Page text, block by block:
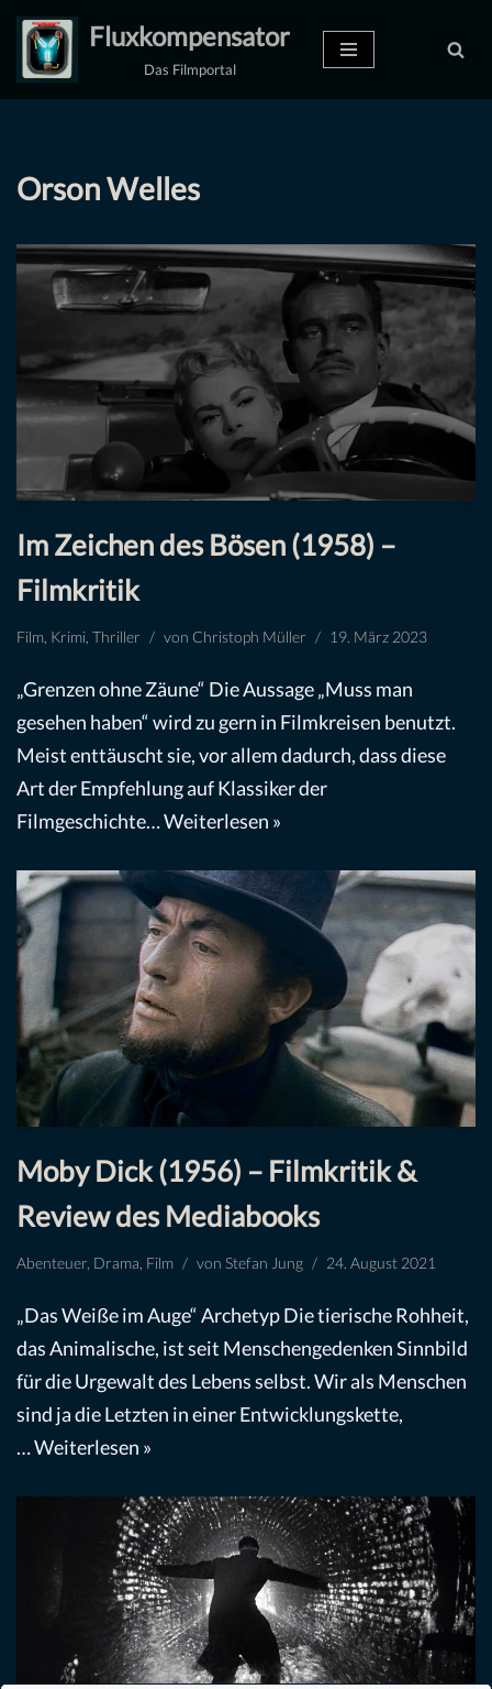
Zum
Inhalt
Fluxkompensator
Das Filmportal
Orson Welles
Im Zeichen des Bösen (1958) –
Filmkritik
Film Krimi Thriller von Christoph Müller 19. März 2023
„Grenzen ohne Zäune“ Die Aussage „Muss man
gesehen haben“ wird zu gern in Filmkreisen benutzt.
Meist enttäuscht sie, vor allem dadurch, dass diese
Art der Empfehlung auf Klassiker der
Filmgeschichte…Weiterlesen »
Moby Dick (1956) – Filmkritik &
Review des Mediabooks
Abenteuer Drama Film von Stefan Jung 24. August 2021
„Das Weiße im Auge“ Archetyp Die tierische Rohheit,
das Animalische, ist seit Menschengedenken Sinnbild
für die Urgewalt des Lebens selbst. Wir als Menschen
sind ja die Letzten in einer Entwicklungskette,
…Weiterlesen »